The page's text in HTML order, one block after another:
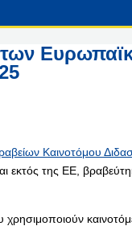
των
Καινοτόμου
εκτός της ΕΕ,